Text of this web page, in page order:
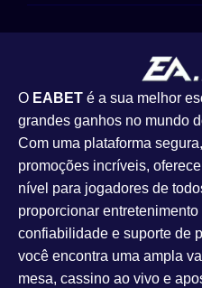
O EABET é a sua melhor
grandes ganhos no mundo
Com uma plataforma
promoções incríveis,
nível para jogadores de
proporcionar
confiabilidade e suporte de
você encontra uma ampla
mesa, cassino ao vivo e